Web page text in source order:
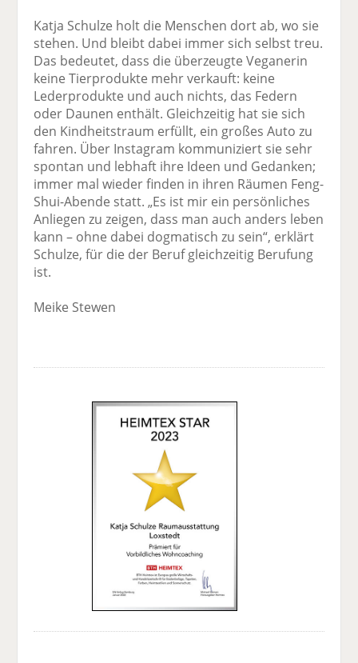
Katja Schulze holt die Menschen dort ab, wo sie
stehen. Und bleibt dabei immer sich selbst treu.
Das bedeutet, dass die überzeugte Veganerin
keine Tierprodukte mehr verkauft: keine
Lederprodukte und auch nichts, das Federn
oder Daunen enthält. Gleichzeitig hat sie sich
den Kindheitstraum erfüllt, ein großes Auto zu
fahren. Über Instagram kommuniziert sie sehr
spontan und lebhaft ihre Ideen und Gedanken;
immer mal wieder finden in ihren Räumen Feng-
Shui-Abende statt. „Es ist mir ein persönliches
Anliegen zu zeigen, dass man auch anders leben
kann – ohne dabei dogmatisch zu sein“, erklärt
Schulze, für die der Beruf gleichzeitig Berufung
ist.
Meike Stewen